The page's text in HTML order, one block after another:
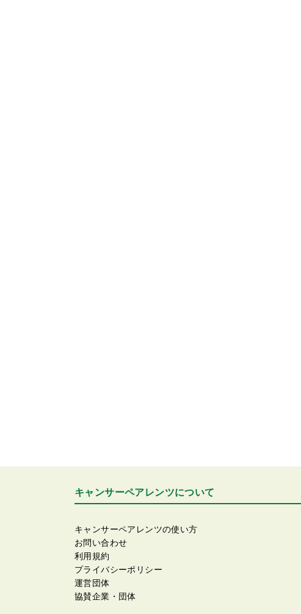
キャンサーペアレンツについて
キャンサーペアレンツの使い方
お問い合わせ
利用規約
プライバシーポリシー
運営団体
協賛企業・団体